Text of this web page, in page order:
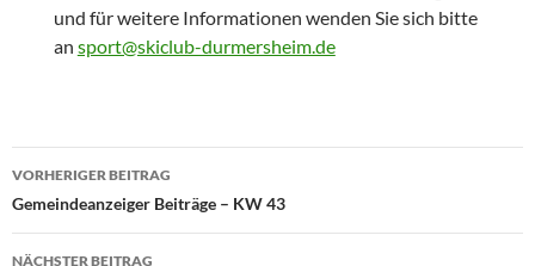
und für weitere Informationen wenden Sie sich bitte
an sport@skiclub-durmersheim.de
Beitragsnavigation
VORHERIGER BEITRAG
Gemeindeanzeiger Beiträge – KW 43
NÄCHSTER BEITRAG